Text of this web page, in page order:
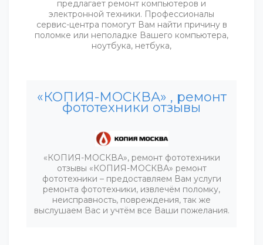
предлагает ремонт компьютеров и
электронной техники. Профессионалы
сервис-центра помогут Вам найти причину в
поломке или неполадке Вашего компьютера,
ноутбука, нетбука,
«КОПИЯ-МОСКВА» , ремонт
фототехники отзывы
«КОПИЯ-МОСКВА», ремонт фототехники
отзывы «КОПИЯ-МОСКВА» ремонт
фототехники – предоставляем Вам услуги
ремонта фототехники, извлечём поломку,
неисправность, повреждения, так же
выслушаем Вас и учтём все Ваши пожелания.